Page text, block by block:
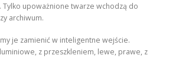
Tylko upoważnione twarze wchodzą do
archiwum.
je zamienić w inteligentne wejście.
z przeszkleniem, lewe, prawe, z